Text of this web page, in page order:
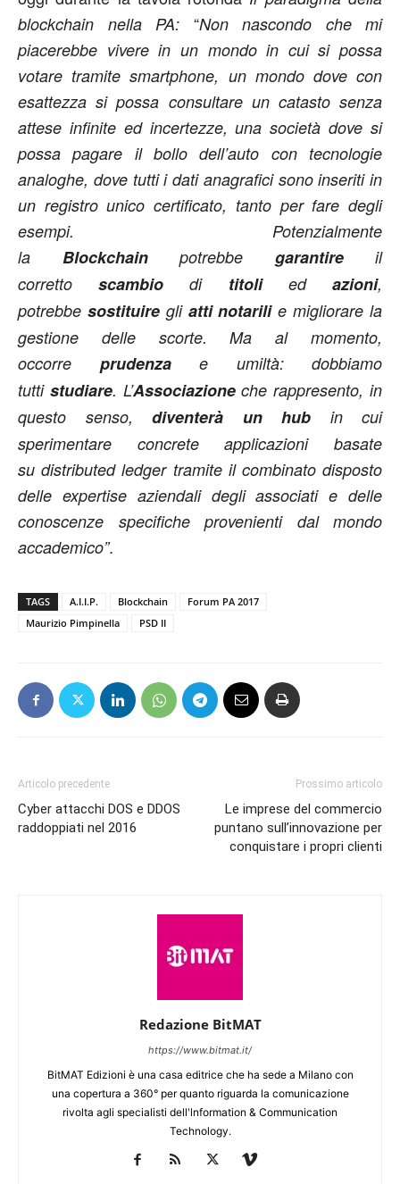
blockchain nella PA: “Non nascondo che mi
piacerebbe vivere in un mondo in cui si possa
votare tramite smartphone, un mondo dove con
esattezza si possa consultare un catasto senza
attese infinite ed incertezze, una società dove si
possa pagare il bollo dell’auto con tecnologie
analoghe, dove tutti i dati anagrafici sono inseriti in
un registro unico certificato, tanto per fare degli
esempi. Potenzialmente
la Blockchainpotrebbe garantireil
correttoscambio di titoliedazioni,
potrebbe sostituiregli atti notarilie migliorare la
gestione delle scorte. Ma al momento,
occorre prudenzae umiltà: dobbiamo
tutti studiare. L’Associazioneche rappresento, in
questo senso, diventerà un hub in cui
sperimentare concrete applicazioni basate
su distributed ledger tramite il combinato disposto
delle expertise aziendali degli associati e delle
conoscenze specifiche provenienti dal mondo
accademico”.
TAGS A.I.I.P. Blockchain
Forum PA 2017
Maurizio Pimpinella
PSD II
Articolo precedente
Cyber attacchi DOS e DDOS
raddoppiati nel 2016
Prossimo articolo
Le imprese del commercio
puntano sull’innovazione per
conquistare i propri clienti
Redazione BitMAT
https://www.bitmat.it/
BitMAT Edizioni è una casa editrice che ha sede a Milano con
una copertura a 360° per quanto riguarda la comunicazione
rivolta agli specialisti dell'lnformation & Communication
Technology.